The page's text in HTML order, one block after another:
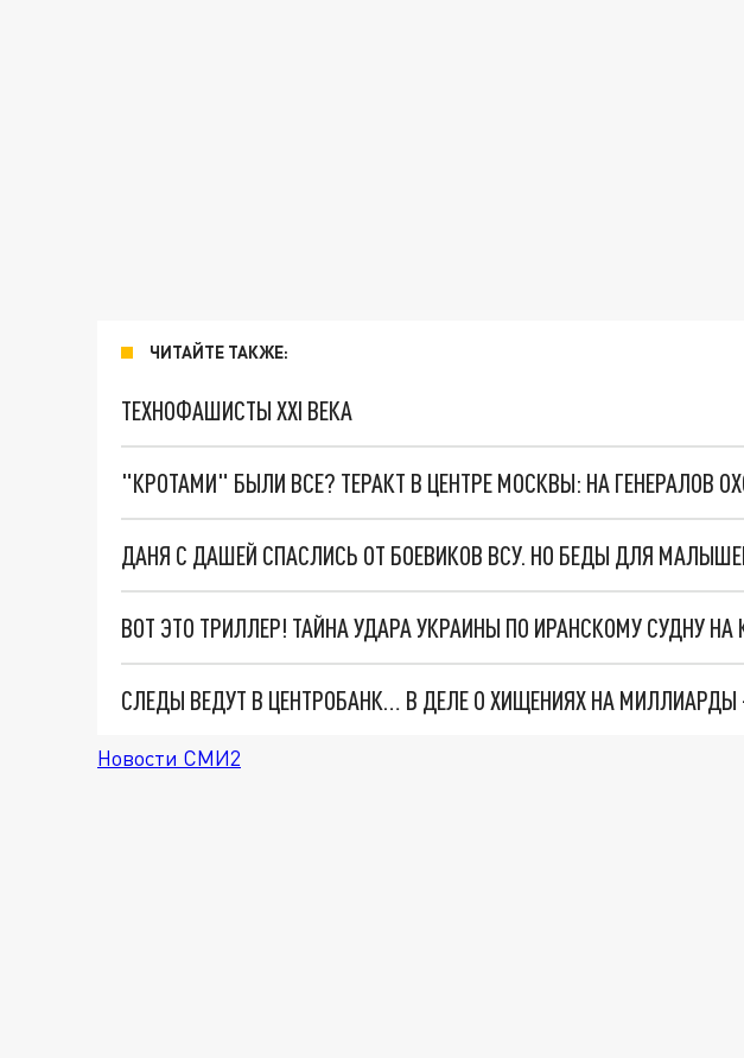
ЧИТАЙТЕ ТАКЖЕ:
ТЕХНОФАШИСТЫ XXI ВЕКА
"КРОТАМИ" БЫЛИ ВСЕ? ТЕРАКТ В ЦЕНТРЕ МОСКВЫ: НА ГЕНЕРАЛОВ
ДАНЯ С ДАШЕЙ СПАСЛИСЬ ОТ БОЕВИКОВ ВСУ. НО БЕДЫ ДЛЯ
ВОТ ЭТО ТРИЛЛЕР! ТАЙНА УДАРА УКРАИНЫ ПО ИРАНСКОМУ СУДНУ
Новости СМИ2